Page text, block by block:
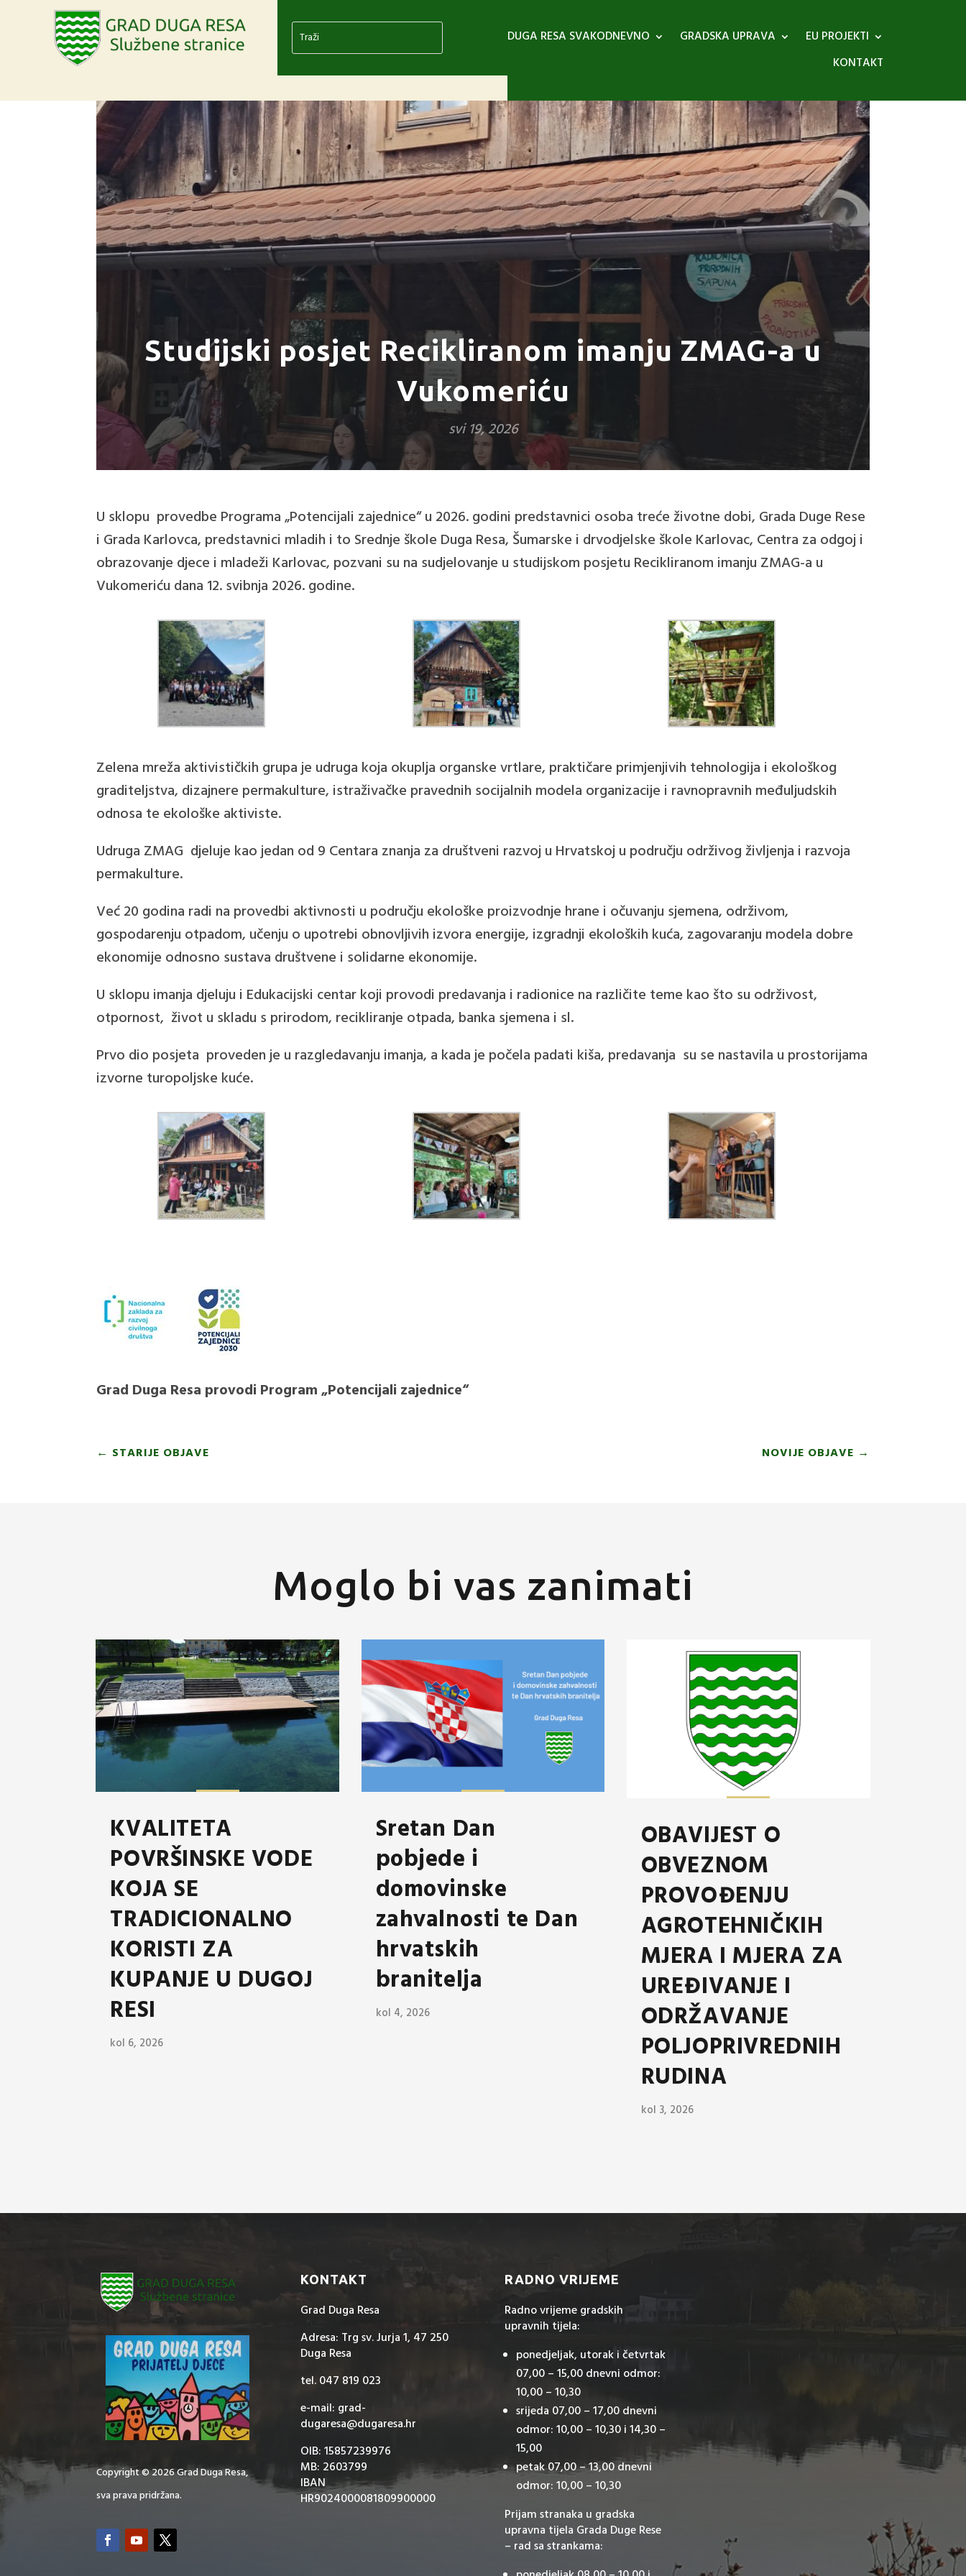
DUGA RESA SVAKODNEVNO GRADSKA UPRAVA
EU PROJEKTI
KONTAKT
Studijski posjet Recikliranom imanju ZMAG-a u
Vukomeriću
svi 19, 2026
U sklopu provedbe Programa „Potencijali zajednice“ u 2026. godini predstavnici osoba treće životne dobi, Grada Duge Rese
i Grada Karlovca, predstavnici mladih i to Srednje škole Duga Resa, Šumarske i drvodjelske škole Karlovac, Centra za odgoj i
obrazovanje djece i mladeži Karlovac, pozvani su na sudjelovanje u studijskom posjetu Recikliranom imanju ZMAG-a u
Vukomeriću dana 12. svibnja 2026. godine.
Zelena mreža aktivističkih grupa je udruga koja okuplja organske vrtlare, praktičare primjenjivih tehnologija i ekološkog
graditeljstva, dizajnere permakulture, istraživačke pravednih socijalnih modela organizacije i ravnopravnih međuljudskih
odnosa te ekološke aktiviste.
Udruga ZMAG djeluje kao jedan od 9 Centara znanja za društveni razvoj u Hrvatskoj u području održivog življenja i razvoja
permakulture.
Već 20 godina radi na provedbi aktivnosti u području ekološke proizvodnje hrane i očuvanju sjemena, održivom,
gospodarenju otpadom, učenju o upotrebi obnovljivih izvora energije, izgradnji ekoloških kuća, zagovaranju modela dobre
ekonomije odnosno sustava društvene i solidarne ekonomije.
U sklopu imanja djeluju i Edukacijski centar koji provodi predavanja i radionice na različite teme kao što su održivost,
otpornost, život u skladu s prirodom, recikliranje otpada, banka sjemena i sl.
Prvo dio posjeta proveden je u razgledavanju imanja, a kada je počela padati kiša, predavanja su se nastavila u prostorijama
izvorne turopoljske kuće.
Grad Duga Resa provodi Program „Potencijali zajednice“
← STARIJE OBJAVE NOVIJE OBJAVE →
Moglo bi vas zanimati
KVALITETA
POVRŠINSKE VODE
KOJA SE
TRADICIONALNO
KORISTI ZA
KUPANJE U DUGOJ
RESI
kol 6, 2026
Sretan Dan
pobjede i
domovinske
zahvalnosti te Dan
hrvatskih
branitelja
kol 4, 2026
OBAVIJEST O
OBVEZNOM
PROVOĐENJU
AGROTEHNIČKIH
MJERA I MJERA ZA
UREĐIVANJE I
ODRŽAVANJE
POLJOPRIVREDNIH
RUDINA
kol 3, 2026
Copyright © 2026 Grad Duga Resa,
sva prava pridržana.
KONTAKT
Grad Duga Resa
Adresa: Trg sv. Jurja 1, 47 250
Duga Resa
tel. 047 819 023
e-mail: grad-
dugaresa@dugaresa.hr
OIB: 15857239976
MB: 2603799
IBAN
HR9024000081809900000
RADNO VRIJEME
Radno vrijeme gradskih
upravnih tijela:
ponedjeljak, utorak i četvrtak
07,00 – 15,00 dnevni odmor:
10,00 – 10,30
srijeda 07,00 – 17,00 dnevni
odmor: 10,00 – 10,30 i 14,30 –
15,00
petak 07,00 – 13,00 dnevni
odmor: 10,00 – 10,30
Prijam stranaka u gradska
upravna tijela Grada Duge Rese
– rad sa strankama: